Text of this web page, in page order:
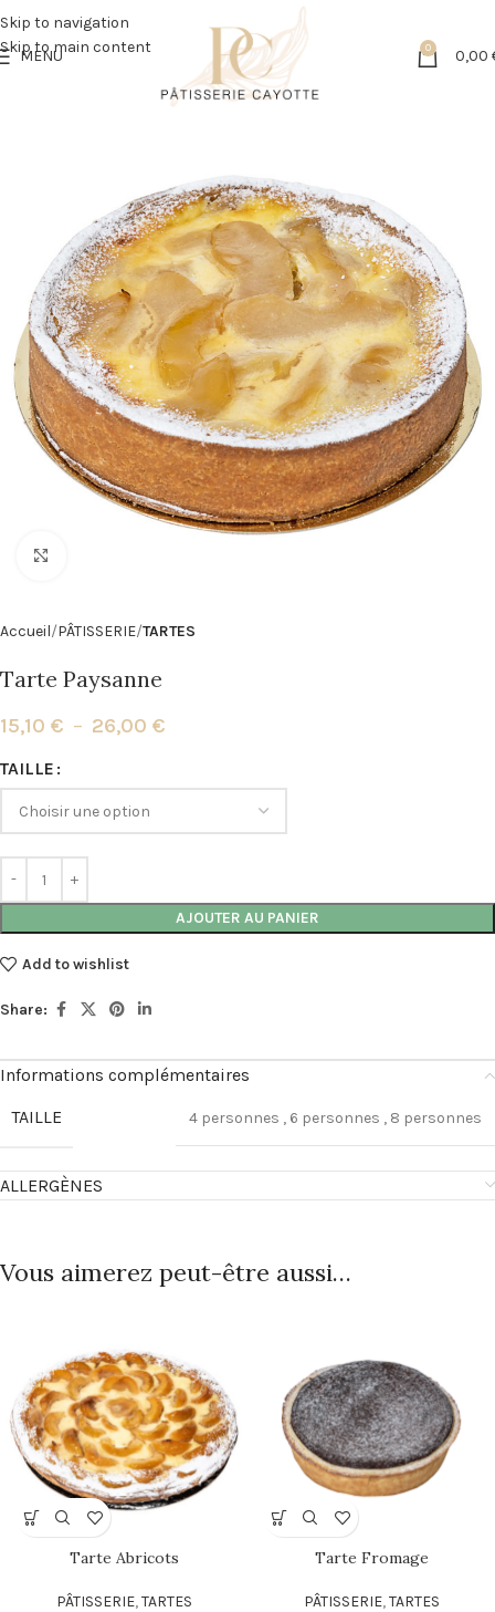
Skip to navigation
Skip to main content
MENU 0 0,00
Accueil PÂTISSERIE TARTES
Tarte Paysanne
15,10 € – 26,00 €
TAILLE
AJOUTER AU PANIER
Alternative:
Add to wishlist
Share:
Informations complémentaires
TAILLE
4 personnes , 6 personnes , 8 personnes
ALLERGÈNES
Vous aimerez peut-être aussi…
Tarte Abricots
PÂTISSERIE,TARTES
Tarte Fromage
PÂTISSERIE,TARTES